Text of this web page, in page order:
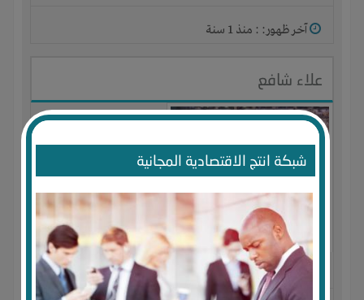
شبكة انتج الاقتصادية المجانية
آخر ظهور: : منذ 1 سنة
علاء شافع
الجنس : ذكر